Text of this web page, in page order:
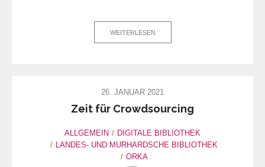
WEITERLESEN
26. JANUAR 2021
Zeit für Crowdsourcing
ALLGEMEIN
DIGITALE BIBLIOTHEK
LANDES- UND MURHARDSCHE BIBLIOTHEK
ORKA